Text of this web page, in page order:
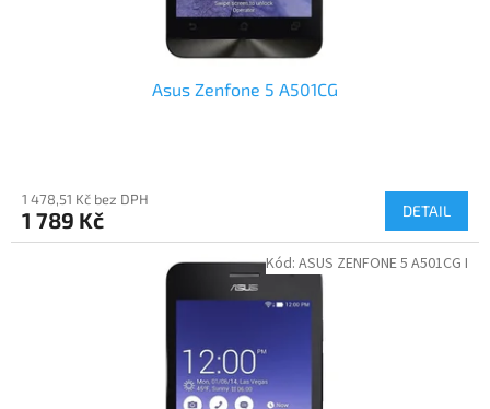
Asus Zenfone 5 A501CG
1 478,51 Kč bez DPH
1 789 Kč DETAIL
Kód: ASUS ZENFONE 5 A501CG I